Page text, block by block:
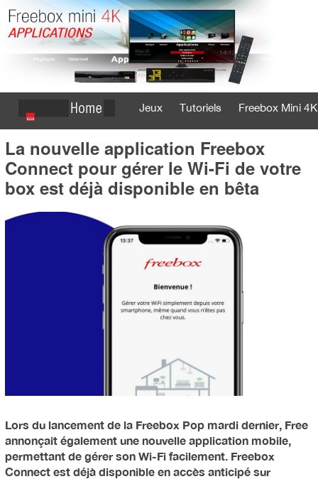
Jeux Tutoriels Freebox Mini 4K
Se connecter S'inscrire
La nouvelle application Freebox
Connect pour gérer le Wi-Fi de votre
box est déjà disponible en bêta
Lors du lancement de la Freebox Pop mardi dernier, Free
annonçait également une nouvelle application mobile,
permettant de gérer son Wi-Fi facilement. Freebox
Connect est déjà disponible en accès anticipé sur